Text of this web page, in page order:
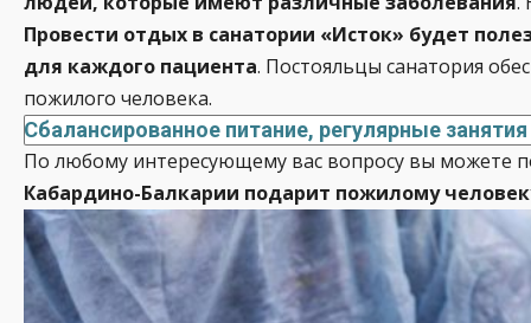
Провести отдых в санатории «Исток» будет
для каждого пациента. Постояльцы санатория
пожилого человека.
Сбалансированное питание, регулярные
По любому интересующему вас вопросу вы
Кабардино-Балкарии подарит пожилому